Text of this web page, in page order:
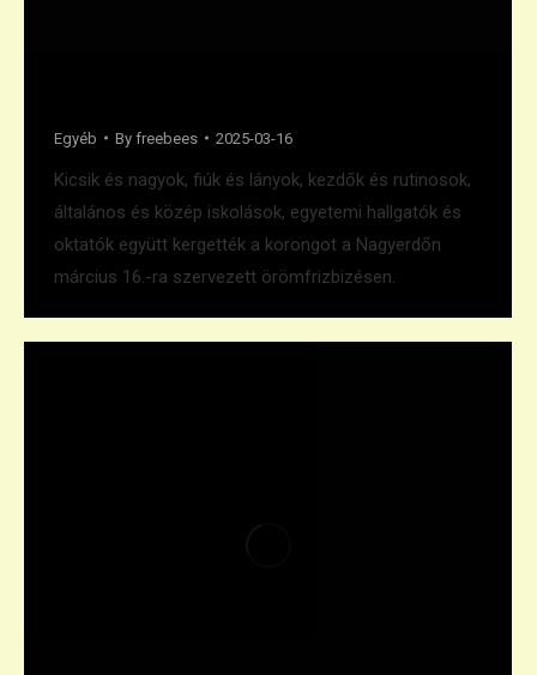
Egyéb By freebees 2025-03-16
Kicsik és nagyok, fiúk és lányok, kezdők és rutinosok,
általános és közép iskolások, egyetemi hallgatók és
oktatók együtt kergették a korongot a Nagyerdőn
március 16.-ra szervezett örömfrizbizésen.